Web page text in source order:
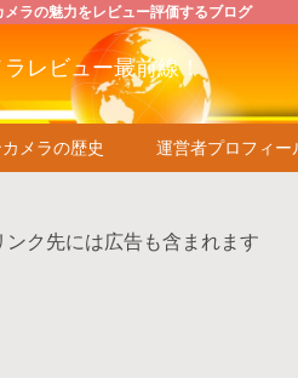
ラの魅力をレビュー評価するブログ
レビュー最前線！
メラの歴史 運営者プロフィー
ンク先には広告も含まれます